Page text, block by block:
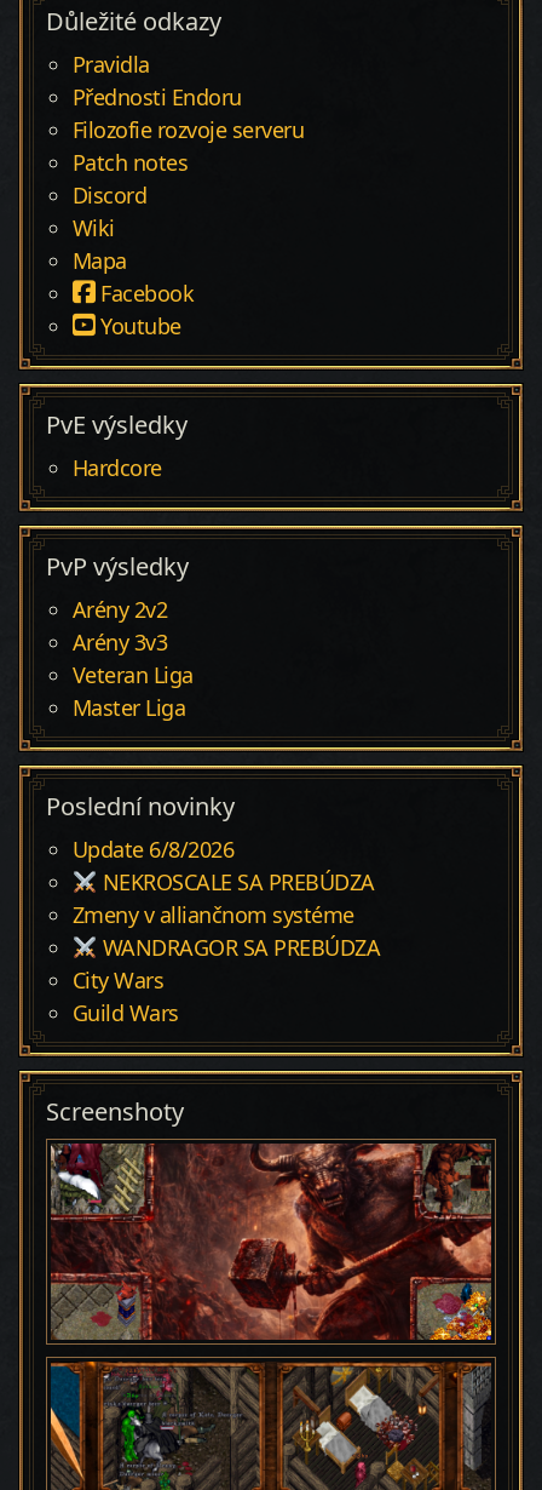
Důležité odkazy
Pravidla
Přednosti Endoru
Filozofie rozvoje serveru
Patch notes
Discord
Wiki
Mapa
Facebook
Youtube
PvE výsledky
Hardcore
PvP výsledky
Arény 2v2
Arény 3v3
Veteran Liga
Master Liga
Poslední novinky
Update 6/8/2026
NEKROSCALE SA PREBÚDZA
Zmeny v alliančnom systéme
WANDRAGOR SA PREBÚDZA
City Wars
Guild Wars
Screenshoty